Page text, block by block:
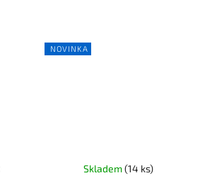
NOVINKA
Skladem(14 ks)